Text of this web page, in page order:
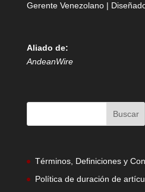
Gerente Venezolano |
Aliado de:
AndeanWire
Términos, Definiciones y
Política de duración de